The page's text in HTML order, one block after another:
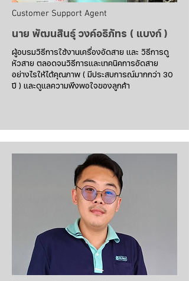
Customer Support Agent
นาย พัฒนสินธุ์ วงค์อธิภัทร ( แบงก์ )
ผู้อบรมวิธีการใช้งานเครื่องอัดสาย และ วิธีการดู
หัวสาย ตลอดจนวิธีการและเทคนิคการอัดสาย
อย่างไรให้ได้คุณภาพ ( มีประสบการณ์มากกว่า 30
ปี ) และดูแลความพึงพอใจของลูกค้า